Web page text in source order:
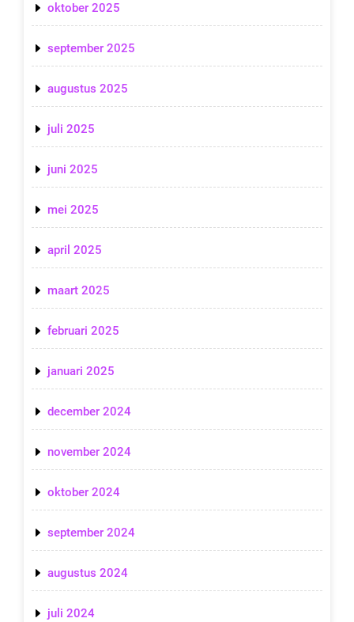
oktober 2025
september 2025
augustus 2025
juli 2025
juni 2025
mei 2025
april 2025
maart 2025
februari 2025
januari 2025
december 2024
november 2024
oktober 2024
september 2024
augustus 2024
juli 2024